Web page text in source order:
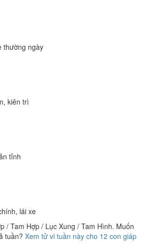
thường ngày
kiên trì
tỉnh
lái xe
/ Tam Hợp / Lục Xung / Tam Hình. Muốn
tuần? Xem tử vi tuần này cho 12 con giáp